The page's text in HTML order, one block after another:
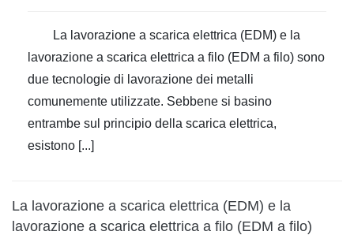
La lavorazione a scarica elettrica (EDM) e la
lavorazione a scarica elettrica a filo (EDM a filo) sono
due tecnologie di lavorazione dei metalli
comunemente utilizzate. Sebbene si basino
entrambe sul principio della scarica elettrica,
esistono [...]
La lavorazione a scarica elettrica (EDM) e la
lavorazione a scarica elettrica a filo (EDM a filo)